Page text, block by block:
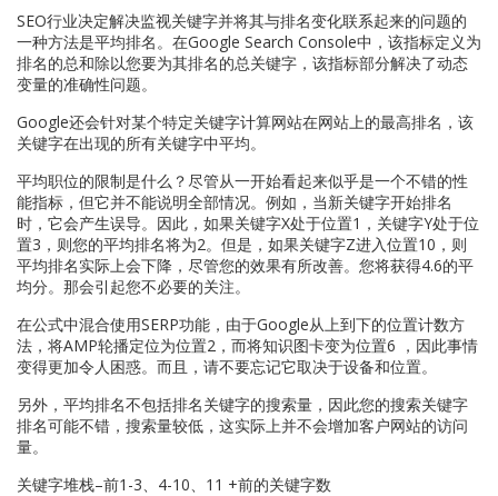
SEO行业决定解决监视关键字并将其与排名变化联系起来的问题的
一种方法是平均排名。在Google Search Console中，该指标定义为
排名的总和除以您要为其排名的总关键字，该指标部分解决了动态
变量的准确性问题。
Google还会针对某个特定关键字计算网站在网站上的最高排名，该
关键字在出现的所有关键字中平均。
平均职位的限制是什么？尽管从一开始看起来似乎是一个不错的性
能指标，但它并不能说明全部情况。例如，当新关键字开始排名
时，它会产生误导。因此，如果关键字X处于位置1，关键字Y处于位
置3，则您的平均排名将为2。但是，如果关键字Z进入位置10，则
平均排名实际上会下降，尽管您的效果有所改善。您将获得4.6的平
均分。那会引起您不必要的关注。
在公式中混合使用SERP功能，由于Google从上到下的位置计数方
法，将AMP轮播定位为位置2，而将知识图卡变为位置6 ，因此事情
变得更加令人困惑。而且，请不要忘记它取决于设备和位置。
另外，平均排名不包括排名关键字的搜索量，因此您的搜索关键字
排名可能不错，搜索量较低，这实际上并不会增加客户网站的访问
量。
关键字堆栈–前1-3、4-10、11 +前的关键字数